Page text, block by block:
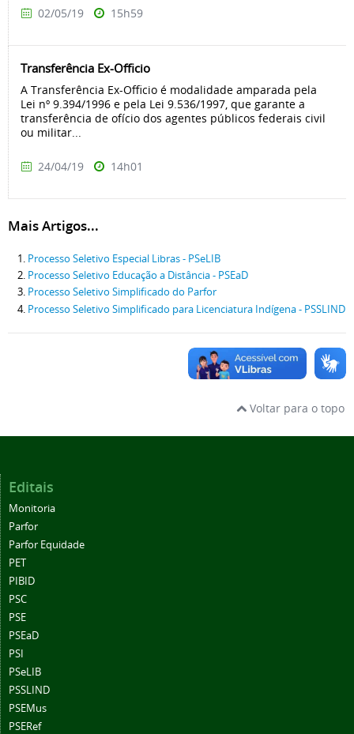
02/05/19 15h59
Transferência Ex-Officio
A Transferência Ex-Officio é modalidade amparada pela
Lei nº 9.394/1996 e pela Lei 9.536/1997, que garante a
transferência de ofício dos agentes públicos federais civil
ou militar...
24/04/19 14h01
Mais Artigos...
Processo Seletivo Especial Libras - PSeLIB
Processo Seletivo Educação a Distância - PSEaD
Processo Seletivo Simplificado do Parfor
Processo Seletivo Simplificado para Licenciatura Indígena - PSSLIND
Voltar para o topo
Editais
Monitoria
Parfor
Parfor Equidade
PET
PIBID
PSC
PSE
PSEaD
PSI
PSeLIB
PSSLIND
PSEMus
PSERef